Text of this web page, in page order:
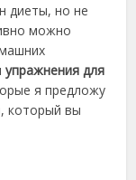
диеты, но не
можно
упражнения для
я предложу
который вы